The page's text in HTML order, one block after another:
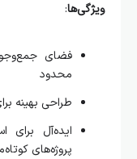
فضای جمع‌وجور با
طراحی بهینه برای
ایده‌آل برای
پروژه‌های کوتاه‌مدت